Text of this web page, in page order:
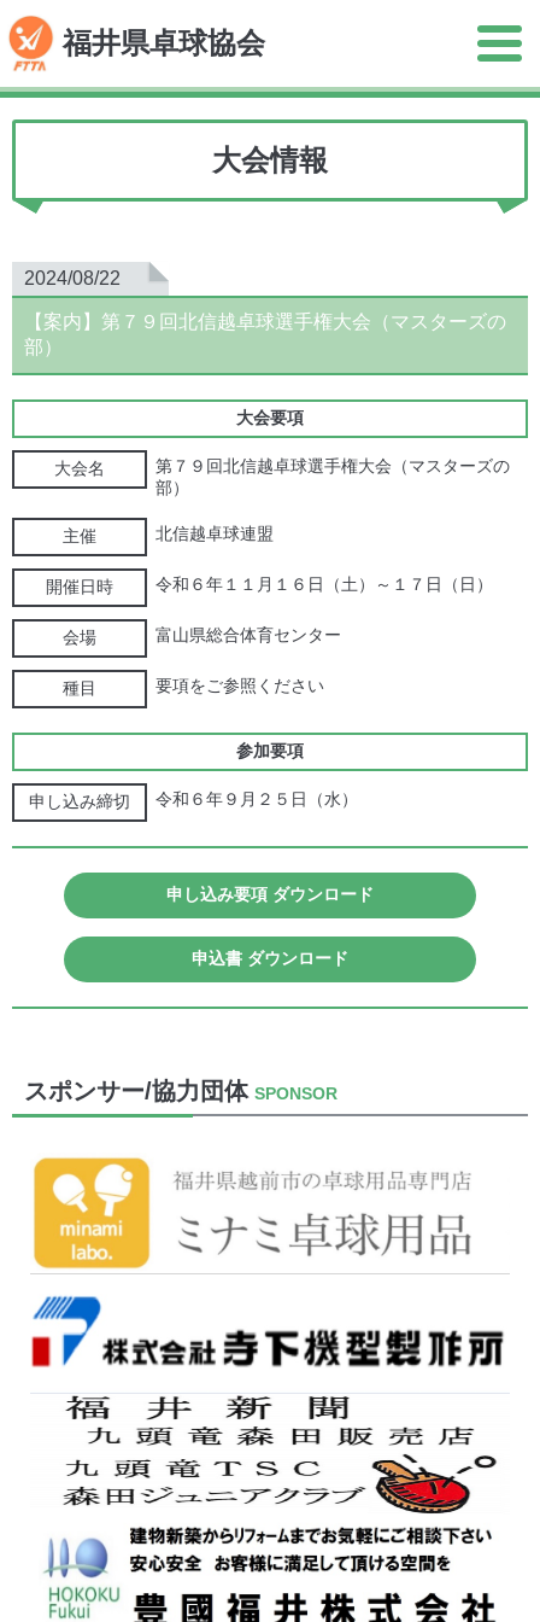
福井県卓球協会
大会情報
2024/08/22
【案内】第７９回北信越卓球選手権大会（マスターズの
部）
大会要項
大会名
第７９回北信越卓球選手権大会（マスターズの
部）
主催 北信越卓球連盟
開催日時 令和６年１１月１６日（土）～１７日（日）
会場 富山県総合体育センター
種目 要項をご参照ください
参加要項
申し込み締切 令和６年９月２５日（水）
申し込み要項 ダウンロード
申込書 ダウンロード
スポンサー/協力団体 SPONSOR